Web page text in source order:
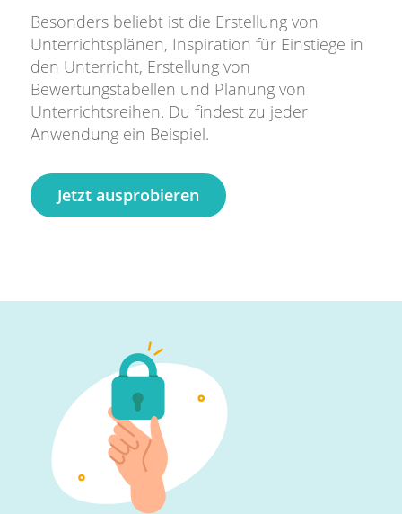
Besonders beliebt ist die Erstellung von
Unterrichtsplänen, Inspiration für Einstiege in
den Unterricht, Erstellung von
Bewertungstabellen und Planung von
Unterrichtsreihen. Du findest zu jeder
Anwendung ein Beispiel.
Jetzt ausprobieren